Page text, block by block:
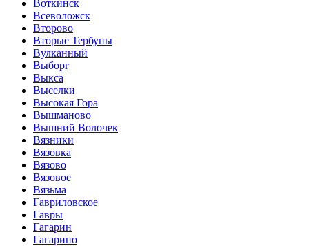
Воткинск
Всеволожск
Второво
Вторые Тербуны
Вулканный
Выборг
Выкса
Выселки
Высокая Гора
Вышманово
Вышний Волочек
Вязники
Вязовка
Вязово
Вязовое
Вязьма
Гавриловское
Гавры
Гагарин
Гагарино